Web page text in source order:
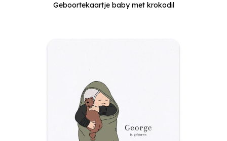
Geboortekaartje baby met krokodil